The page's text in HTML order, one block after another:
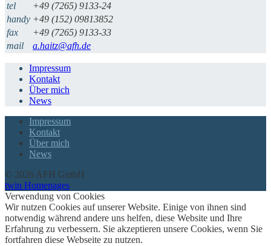
tel
+49 (7265) 9133-24
handy +49 (152) 09813852
fax
+49 (7265) 9133-33
mail
a.haitz@afh.de
Impressum
Kontakt
Über mich
News
Impressum
Kontakt
Über mich
News
© 2026 AFH GmbH
twin Homepages
Verwendung von Cookies
Wir nutzen Cookies auf unserer Website. Einige von ihnen sind
notwendig während andere uns helfen, diese Website und Ihre
Erfahrung zu verbessern. Sie akzeptieren unsere Cookies, wenn Sie
fortfahren diese Webseite zu nutzen.